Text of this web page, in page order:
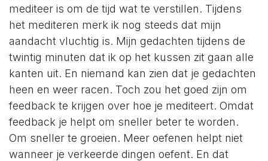
mediteer is om de tijd wat te verstillen. Tijdens
het mediteren merk ik nog steeds dat mijn
aandacht vluchtig is. Mijn gedachten tijdens de
twintig minuten dat ik op het kussen zit gaan alle
kanten uit. En niemand kan zien dat je gedachten
heen en weer racen. Toch zou het goed zijn om
feedback te krijgen over hoe je mediteert. Omdat
feedback je helpt om sneller beter te worden.
Om sneller te groeien. Meer oefenen helpt niet
wanneer je verkeerde dingen oefent. En dat